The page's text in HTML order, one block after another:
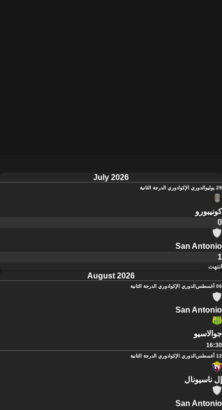
July 2026
29 يوليو الدوري الإكوادوري الدرجة الثانية
كونيبورو
0
San Antonio
1
انتهت
August 2026
06 أغسطس الدوري الإكوادوري الدرجة الثانية
San Antonio
جوالاسيو
16:30
12 أغسطس الدوري الإكوادوري الدرجة الثانية
إل ناسيونال
San Antonio